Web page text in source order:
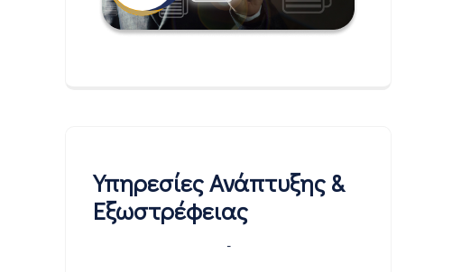
Υπηρεσίες Ανάπτυξης &
Εξωστρέφειας
-